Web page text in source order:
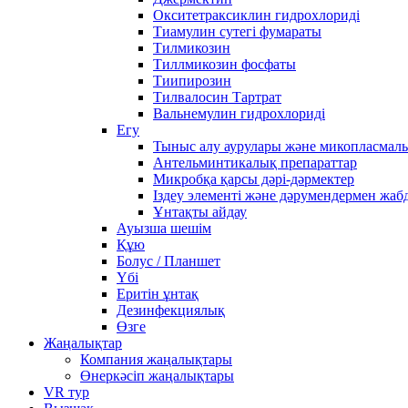
Окситетраксиклин гидрохлориді
Тиамулин сутегі фумараты
Тилмикозин
Тиллмикозин фосфаты
Тиипирозин
Тилвалосин Тартрат
Вальнемулин гидрохлориді
Егу
Тыныс алу аурулары және
Антельминтикалық препараттар
Микробқа қарсы дәрі-дәрмектер
Іздеу элементі және дәрумендермен
Ұнтақты айдау
Ауызша шешім
Құю
Болус / Планшет
Үбі
Еритін ұнтақ
Дезинфекциялық
Өзге
Жаңалықтар
Компания жаңалықтары
Өнеркәсіп жаңалықтары
VR тур